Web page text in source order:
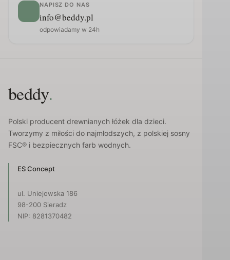
NAPISZ DO NAS
info@beddy.pl
odpowiadamy w 24h
beddy.
Polski producent drewnianych łóżek dla dzieci.
Tworzymy z miłości do najmłodszych, z polskiej sosny
FSC® i bezpiecznych farb wodnych.
ES Concept
ul. Uniejowska 186
98-200 Sieradz
NIP: 8281370482